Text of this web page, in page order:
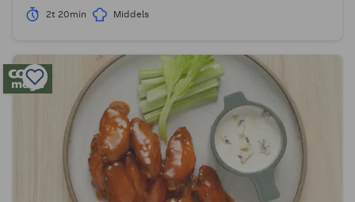
2t 20min Middels